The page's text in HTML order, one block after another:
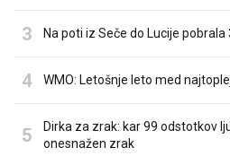
Na poti iz Seče do Lucije
WMO: Letošnje leto med
Dirka za zrak: kar 99 odstotkov
onesnažen zrak